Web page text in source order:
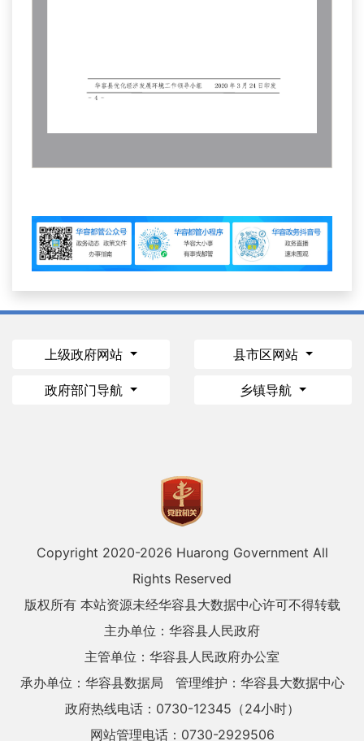
上级政府网站 县市区网站
政府部门导航 乡镇导航
Copyright 2020-2026 Huarong Government All
Rights Reserved
版权所有 本站资源未经华容县大数据中心许可不得转载
主办单位：华容县人民政府
主管单位：华容县人民政府办公室
承办单位：华容县数据局
管理维护：华容县大数据中心
政府热线电话：0730-12345（24小时）
网站管理电话：0730-2929506